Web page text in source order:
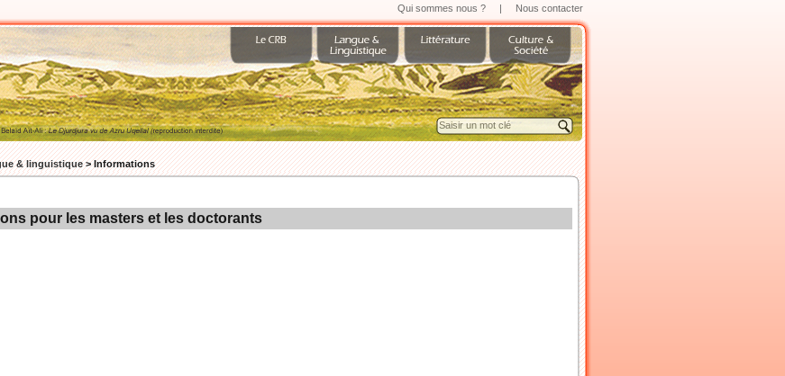
Qui sommes nous ? | Nous contacter
& linguistique>Informations
pour les masters et les doctorants